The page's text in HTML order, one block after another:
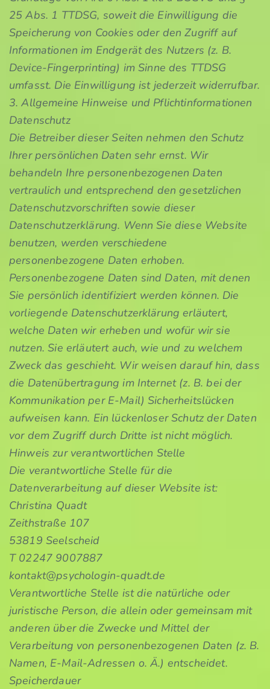
25 Abs. 1 TTDSG, soweit die Einwilligung die
Speicherung von Cookies oder den Zugriff auf
Informationen im Endgerät des Nutzers (z. B.
Device-Fingerprinting) im Sinne des TTDSG
umfasst. Die Einwilligung ist jederzeit widerrufbar.
3. Allgemeine Hinweise und Pflichtinformationen
Datenschutz
Die Betreiber dieser Seiten nehmen den Schutz
Ihrer persönlichen Daten sehr ernst. Wir
behandeln Ihre personenbezogenen Daten
vertraulich und entsprechend den gesetzlichen
Datenschutzvorschriften sowie dieser
Datenschutzerklärung. Wenn Sie diese Website
benutzen, werden verschiedene
personenbezogene Daten erhoben.
Personenbezogene Daten sind Daten, mit denen
Sie persönlich identifiziert werden können. Die
vorliegende Datenschutzerklärung erläutert,
welche Daten wir erheben und wofür wir sie
nutzen. Sie erläutert auch, wie und zu welchem
Zweck das geschieht. Wir weisen darauf hin, dass
die Datenübertragung im Internet (z. B. bei der
Kommunikation per E-Mail) Sicherheitslücken
aufweisen kann. Ein lückenloser Schutz der Daten
vor dem Zugriff durch Dritte ist nicht möglich.
Hinweis zur verantwortlichen Stelle
Die verantwortliche Stelle für die
Datenverarbeitung auf dieser Website ist:
Christina Quadt
Zeithstraße 107
53819 Seelscheid
T 02247 9007887
kontakt@psychologin-quadt.de
Verantwortliche Stelle ist die natürliche oder
juristische Person, die allein oder gemeinsam mit
anderen über die Zwecke und Mittel der
Verarbeitung von personenbezogenen Daten (z. B.
Namen, E-Mail-Adressen o. Ä.) entscheidet.
Speicherdauer